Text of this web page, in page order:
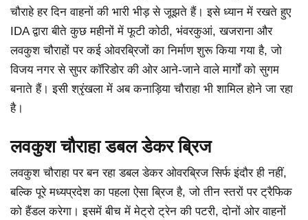
चौराहे हर दिन वाहनों की भारी भीड़ से जूझते हैं। इसे ध्यान में रखते हुए
IDA द्वारा बीते कुछ महीनों में फूटी कोठी, भंवरकुआं, खजराना और
लवकुश चौराहों पर कई ओवरब्रिजों का निर्माण शुरू किया गया है, जो
विजय नगर से सुपर कॉरिडोर की ओर आने-जाने वाले मार्गों को सुगम
बनाते हैं। इसी श्रृंखला में अब कनाड़िया चौराहा भी शामिल होने जा रहा
है।
लवकुश चौराहा डबल डेकर ब्रिज
लवकुश चौराहा पर बन रहा डबल डेकर ओवरब्रिज सिर्फ इंदौर ही नहीं,
बल्कि पूरे मध्यप्रदेश का पहला ऐसा ब्रिज है, जो तीन स्तरों पर ट्रैफिक
को हैंडल करेगा। इसमें बीच में मेट्रो ट्रेन की पटरी, दोनों ओर वाहनों